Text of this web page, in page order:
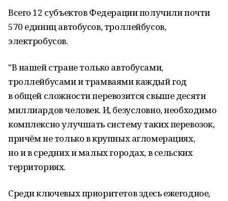
Всего 12 субъектов Федерации получили почти
570 единиц автобусов, троллейбусов,
электробусов.
"В нашей стране только автобусами,
троллейбусами и трамваями каждый год
в общей сложности перевозится свыше десяти
миллиардов человек. И, безусловно, необходимо
комплексно улучшать систему таких перевозок,
причём не только в крупных агломерациях,
но и в средних и малых городах, в сельских
территориях.
Среди ключевых приоритетов здесь ежегодное,